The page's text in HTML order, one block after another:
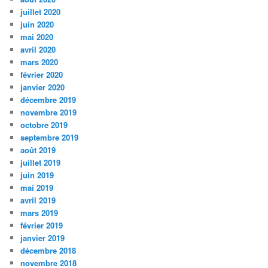
juillet 2020
juin 2020
mai 2020
avril 2020
mars 2020
février 2020
janvier 2020
décembre 2019
novembre 2019
octobre 2019
septembre 2019
août 2019
juillet 2019
juin 2019
mai 2019
avril 2019
mars 2019
février 2019
janvier 2019
décembre 2018
novembre 2018